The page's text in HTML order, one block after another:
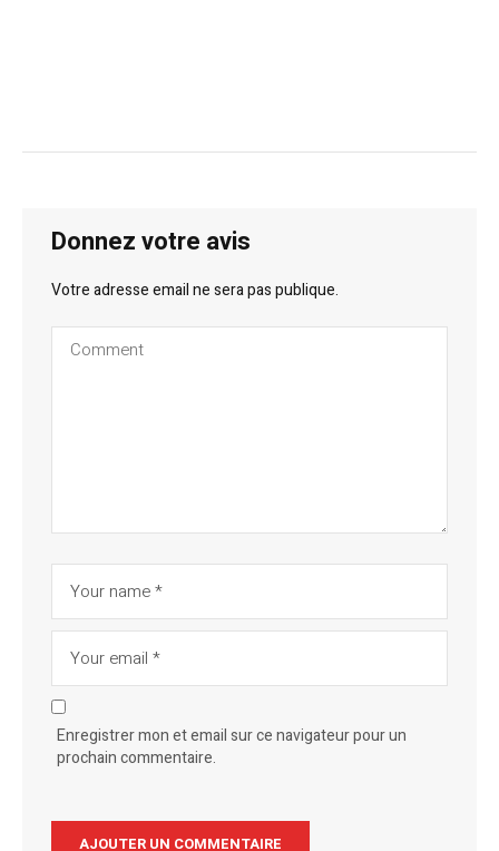
Donnez votre avis
Votre adresse email ne sera pas publique.
Enregistrer mon et email sur ce navigateur pour un
prochain commentaire.